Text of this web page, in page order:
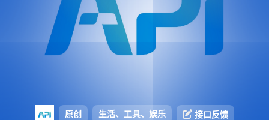
原创 生活、工具、娱乐 接口反馈